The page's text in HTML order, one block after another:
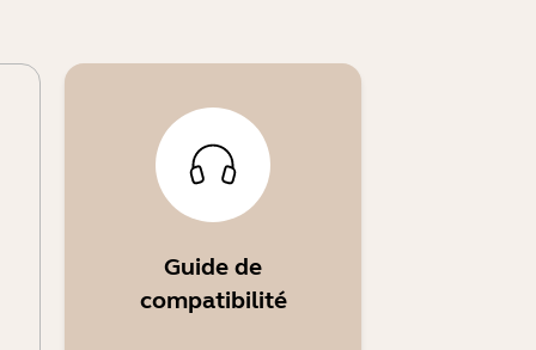
Guide de
compatibilité